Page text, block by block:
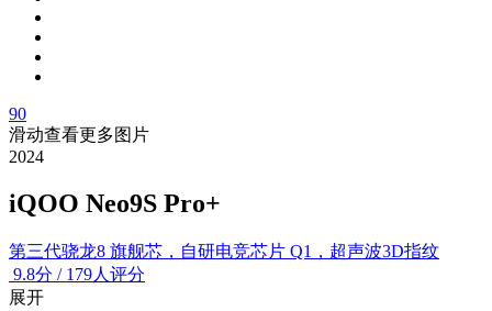
90
滑动查看更多图片
2024
iQOO Neo9S Pro+
第三代骁龙8 旗舰芯，自研电竞芯片 Q1，超声波3D指纹
9.8分 / 179人评分
展开